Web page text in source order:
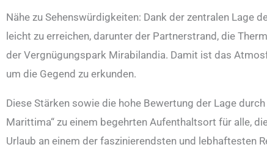
Nähe zu Sehenswürdigkeiten: Dank der zentralen Lage
leicht zu erreichen, darunter der Partnerstrand, die
der Vergnügungspark Mirabilandia. Damit ist das
um die Gegend zu erkunden.
Diese Stärken sowie die hohe Bewertung der Lage
Marittima“ zu einem begehrten Aufenthaltsort für alle,
Urlaub an einem der faszinierendsten und lebhaftesten